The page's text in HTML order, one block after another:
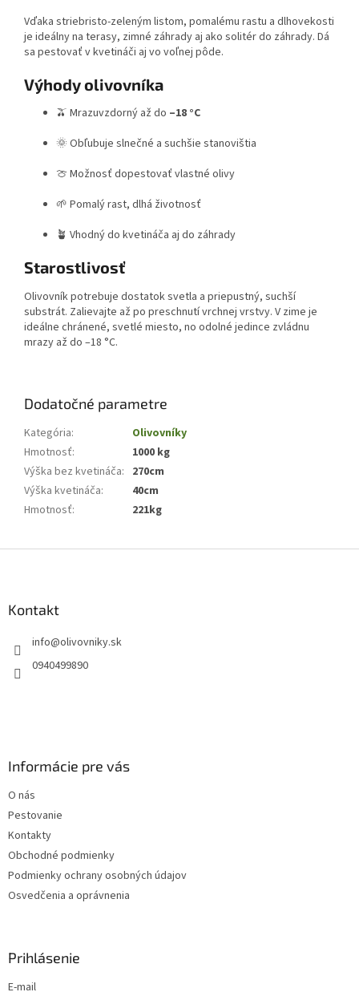
Vďaka striebristo-zeleným listom, pomalému rastu a dlhovekosti
je ideálny na terasy, zimné záhrady aj ako solitér do záhrady. Dá
sa pestovať v kvetináči aj vo voľnej pôde.
Výhody olivovníka
🫒 Mrazuvzdorný až do –18 °C
🌞 Obľubuje slnečné a suchšie stanovištia
🍈 Možnosť dopestovať vlastné olivy
🌱 Pomalý rast, dlhá životnosť
🪴 Vhodný do kvetináča aj do záhrady
Starostlivosť
Olivovník potrebuje dostatok svetla a priepustný, suchší
substrát. Zalievajte až po preschnutí vrchnej vrstvy. V zime je
ideálne chránené, svetlé miesto, no odolné jedince zvládnu
mrazy až do –18 °C.
Dodatočné parametre
Kategória:
Olivovníky
Hmotnosť:
1000 kg
Výška bez kvetináča: 270cm
Výška kvetináča:
40cm
Hmotnosť: 221kg
Kontakt
info@olivovniky.sk
0940499890
Informácie pre vás
O nás
Pestovanie
Kontakty
Obchodné podmienky
Podmienky ochrany osobných údajov
Osvedčenia a oprávnenia
Prihlásenie
E-mail